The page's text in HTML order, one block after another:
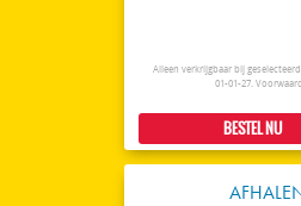
Alleen verkrijgbaar bij
01-01-27.
BESTEL NU